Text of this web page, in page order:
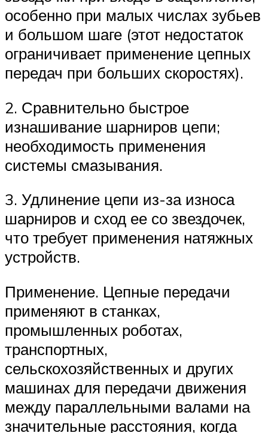
особенно при малых числах зубьев
и большом шаге (этот недостаток
ограничивает применение цепных
передач при больших скоростях).
2. Сравнительно быстрое
изнашивание шарниров цепи;
необходимость применения
системы смазывания.
3. Удлинение цепи из-за износа
шарниров и сход ее со звездочек,
что требует применения натяжных
устройств.
Применение. Цепные передачи
применяют в станках,
промышленных роботах,
транспортных,
сельскохозяйственных и других
машинах для передачи движения
между параллельными валами на
значительные расстояния, когда